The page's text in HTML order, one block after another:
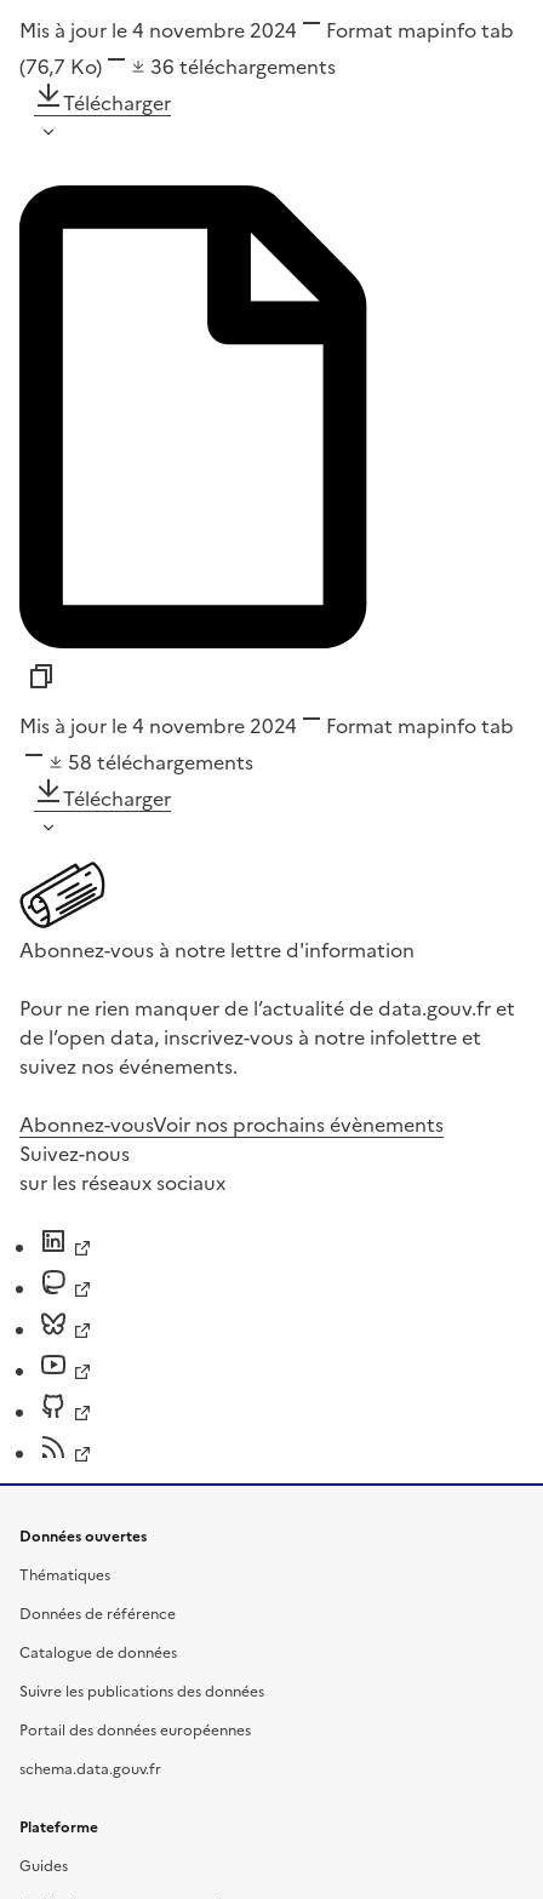
Mis à jour le 4 novembre 2024 Format mapinfo tab
(76,7 Ko)
36 téléchargements
Télécharger
Mis à jour le 4 novembre 2024 Format mapinfo tab
58 téléchargements
Télécharger
Abonnez-vous à notre lettre d'information
Pour ne rien manquer de l’actualité de data.gouv.fr et
de l’open data, inscrivez-vous à notre infolettre et
suivez nos événements.
Abonnez-vousVoir nos prochains évènements
Suivez-nous
sur les réseaux sociaux
Données ouvertes
Thématiques
Données de référence
Catalogue de données
Suivre les publications des données
Portail des données européennes
schema.data.gouv.fr
Plateforme
Guides